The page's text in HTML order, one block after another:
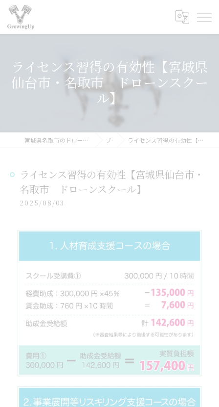
ライセンス習得の有効性【宮城県
仙台市・名取市 ドローンスクー
ル】
宮城県名取市のドローンスクールなら合同会社GrowingUp ブログ ライセンス習得の有効性【宮城県仙台市・名取市 ドローンスクール】
ライセンス習得の有効性【宮城県仙台市・
名取市 ドローンスクール】
2025/08/03